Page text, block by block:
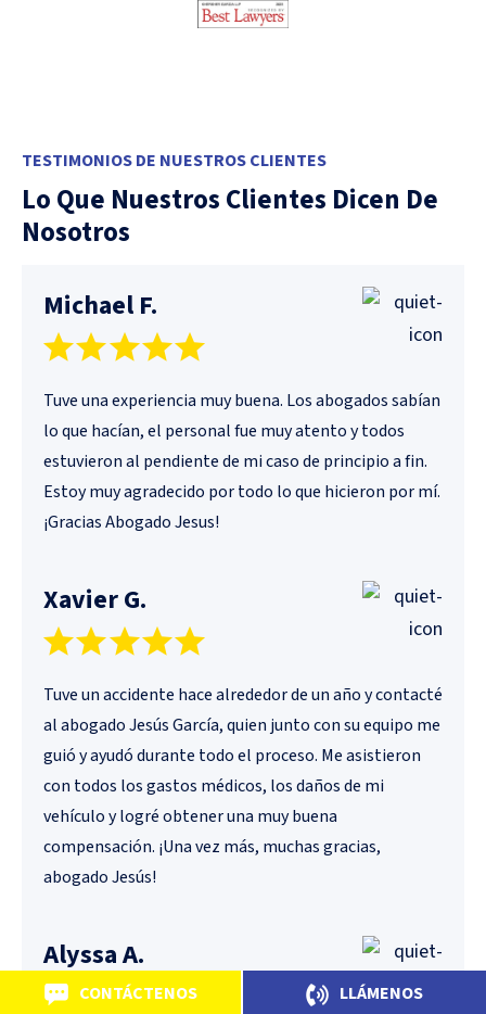
TESTIMONIOS DE NUESTROS CLIENTES
Lo Que Nuestros Clientes Dicen De
Nosotros
Michael F.
Tuve una experiencia muy buena. Los abogados sabían
lo que hacían, el personal fue muy atento y todos
estuvieron al pendiente de mi caso de principio a fin.
Estoy muy agradecido por todo lo que hicieron por mí.
¡Gracias Abogado Jesus!
Xavier G.
Tuve un accidente hace alrededor de un año y contacté
al abogado Jesús García, quien junto con su equipo me
guió y ayudó durante todo el proceso. Me asistieron
con todos los gastos médicos, los daños de mi
vehículo y logré obtener una muy buena
compensación. ¡Una vez más, muchas gracias,
abogado Jesús!
Alyssa A.
CONTÁCTENOS LLÁMENOS